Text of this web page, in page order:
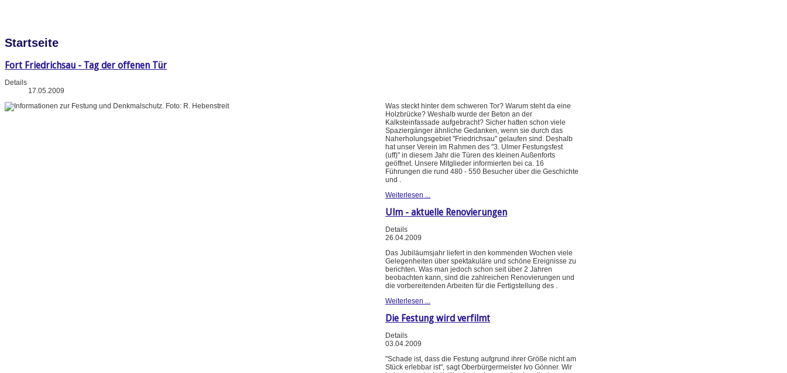
Startseite
Fort Friedrichsau - Tag der offenen Tür
Details
17.05.2009
Was steckt hinter dem schweren Tor? Warum steht da eine
Holzbrücke? Weshalb wurde der Beton an der
Kalksteinfassade aufgebracht? Sicher hatten schon viele
Spaziergänger ähnliche Gedanken, wenn sie durch das
Naherholungsgebiet "Friedrichsau" gelaufen sind. Deshalb
hat unser Verein im Rahmen des "3. Ulmer Festungsfest
(uff)" in diesem Jahr die Türen des kleinen Außenforts
geöffnet. Unsere Mitglieder informierten bei ca. 16
Führungen die rund 480 - 550 Besucher über die Geschichte
und .
Weiterlesen ...
Ulm - aktuelle Renovierungen
Details
26.04.2009
Das Jubiläumsjahr liefert in den kommenden Wochen viele
Gelegenheiten über spektakuläre und schöne Ereignisse zu
berichten. Was man jedoch schon seit über 2 Jahren
beobachten kann, sind die zahlreichen Renovierungen und
die vorbereitenden Arbeiten für die Fertigstellung des
Weiterlesen ...
Die Festung wird verfilmt
Details
03.04.2009
"Schade ist, dass die Festung aufgrund ihrer Größe nicht am
Stück erlebbar ist", sagt Oberbürgermeister Ivo Gönner. Wir